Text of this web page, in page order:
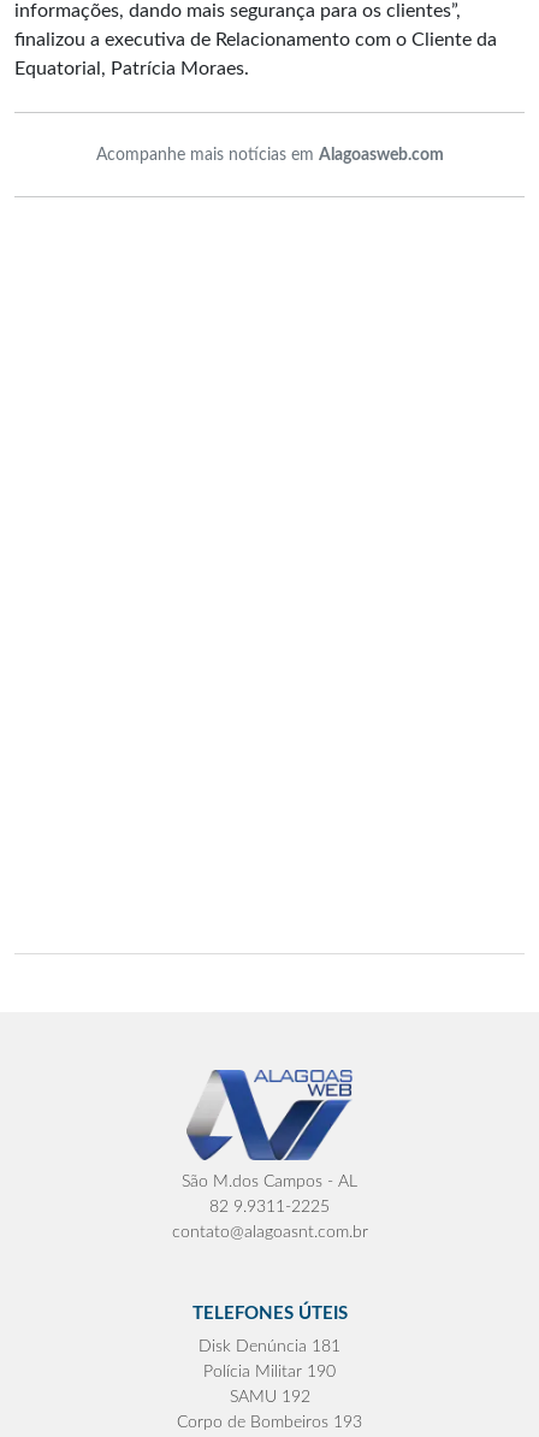
informações, dando mais segurança para os clientes”,
finalizou a executiva de Relacionamento com o Cliente da
Equatorial, Patrícia Moraes.
Acompanhe mais notícias em Alagoasweb.com
São M.dos Campos - AL
82 9.9311-2225
contato@alagoasnt.com.br
TELEFONES ÚTEIS
Disk Denúncia 181
Polícia Militar 190
SAMU 192
Corpo de Bombeiros 193